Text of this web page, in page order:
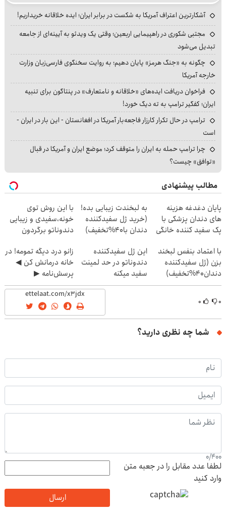
آشکارترین اعتراف آمریکا به شکست در برابر ایران؛ ایده خلاقانه خریداریم!
مجتبی شکوری در راهپیمایی اربعین؛ وقتی یک ویدئو به آیینه‌ای از جامعه
تبدیل می‌شود
چگونه به «جنگ هرمز» پایان دهیم؛ به روایت سخنگوی فارسی‌زبان وزارت
خارجه آمریکا
فراخوان دریافت ایده‌های «خلاقانه و نامتعارف» در پنتاگون برای تنبیه
ایران؛ کفگیر ترامپ به ته دیگ خورد!
ترامپ در حال تکرار کارزار فاجعه‌بار آمریکا در افغانستان - این بار در ایران -
است
چرا ترامپ حمله به ایران را متوقف کرد؛ موضع ایران و آمریکا در قبال
«توافق» چیست؟
مطالب پیشنهادی
پایان دغدغه هزینه
های دندان پزشکی با
پک سفید کننده خانگی
به لبخندت زیبایی بده!
(خرید ژل سفیدکننده
دندان با40%تخفیف)
با این روش توی
خونه،سفیدی و زیبایی
دندوناتو برگردون
با اعتماد بنفس لبخند
بزن (ژل سفیدکننده
دندان40%تخفیف)
این ژل سفیدکننده
دندوناتو در حد لمینت
سفید میکنه
(40%تخفیف)
زانو درد دیگه تمومه! در
خانه درمانش کن ◀
پرسش‌نامه ▶
۰ ۰
شما چه نظری دارید؟
0/400
لطفا عدد مقابل را در جعبه متن
وارد کنید
ارسال